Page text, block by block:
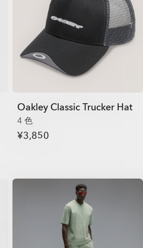
Oakley Classic Trucker Hat
4 色
¥3,850